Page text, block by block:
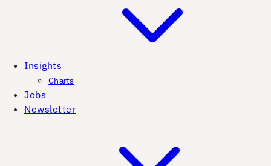
Insights
Charts
Jobs
Newsletter